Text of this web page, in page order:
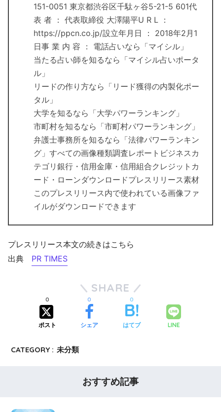
151-0051 東京都渋谷区千駄ヶ谷5-21-5 601代
表 者 ： 代表取締役 大澤陽平U R L ：
https://ppcn.co.jp/設立年月日 ： 2018年2月1
日事 業 内 容 ： 電話占いなら「マイシル」
当たる占い師を知るなら「マイシル占いポータ
ル」
リードの作り方なら「リード獲得の内製化ポー
タル」
大学を知るなら「大学パワーランキング」
市町村を知るなら「市町村パワーランキング」
弁護士事務所を知るなら「法律パワーランキン
グ」すべての画像種類調査レポートビジネスカ
テゴリ銀行・信用金庫・信用組合クレジットカ
ード・ローンダウンロードプレスリリース素材
このプレスリリース内で使われている画像ファ
イルがダウンロードできます
プレスリリース本文の続きはこちら
出典 PR TIMES
SHARE
ポスト
0
シェア
0
はてブ
0
LINE
CATEGORY : 未分類
おすすめ記事